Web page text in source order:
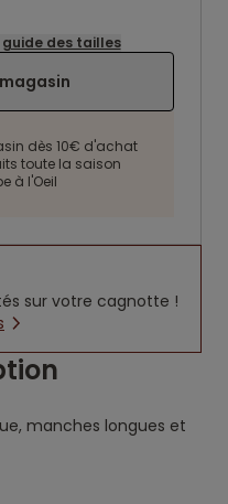
guide des tailles
dès 10€ d'achat
toute la saison
à l'Oeil
sur votre cagnotte !
manches longues et